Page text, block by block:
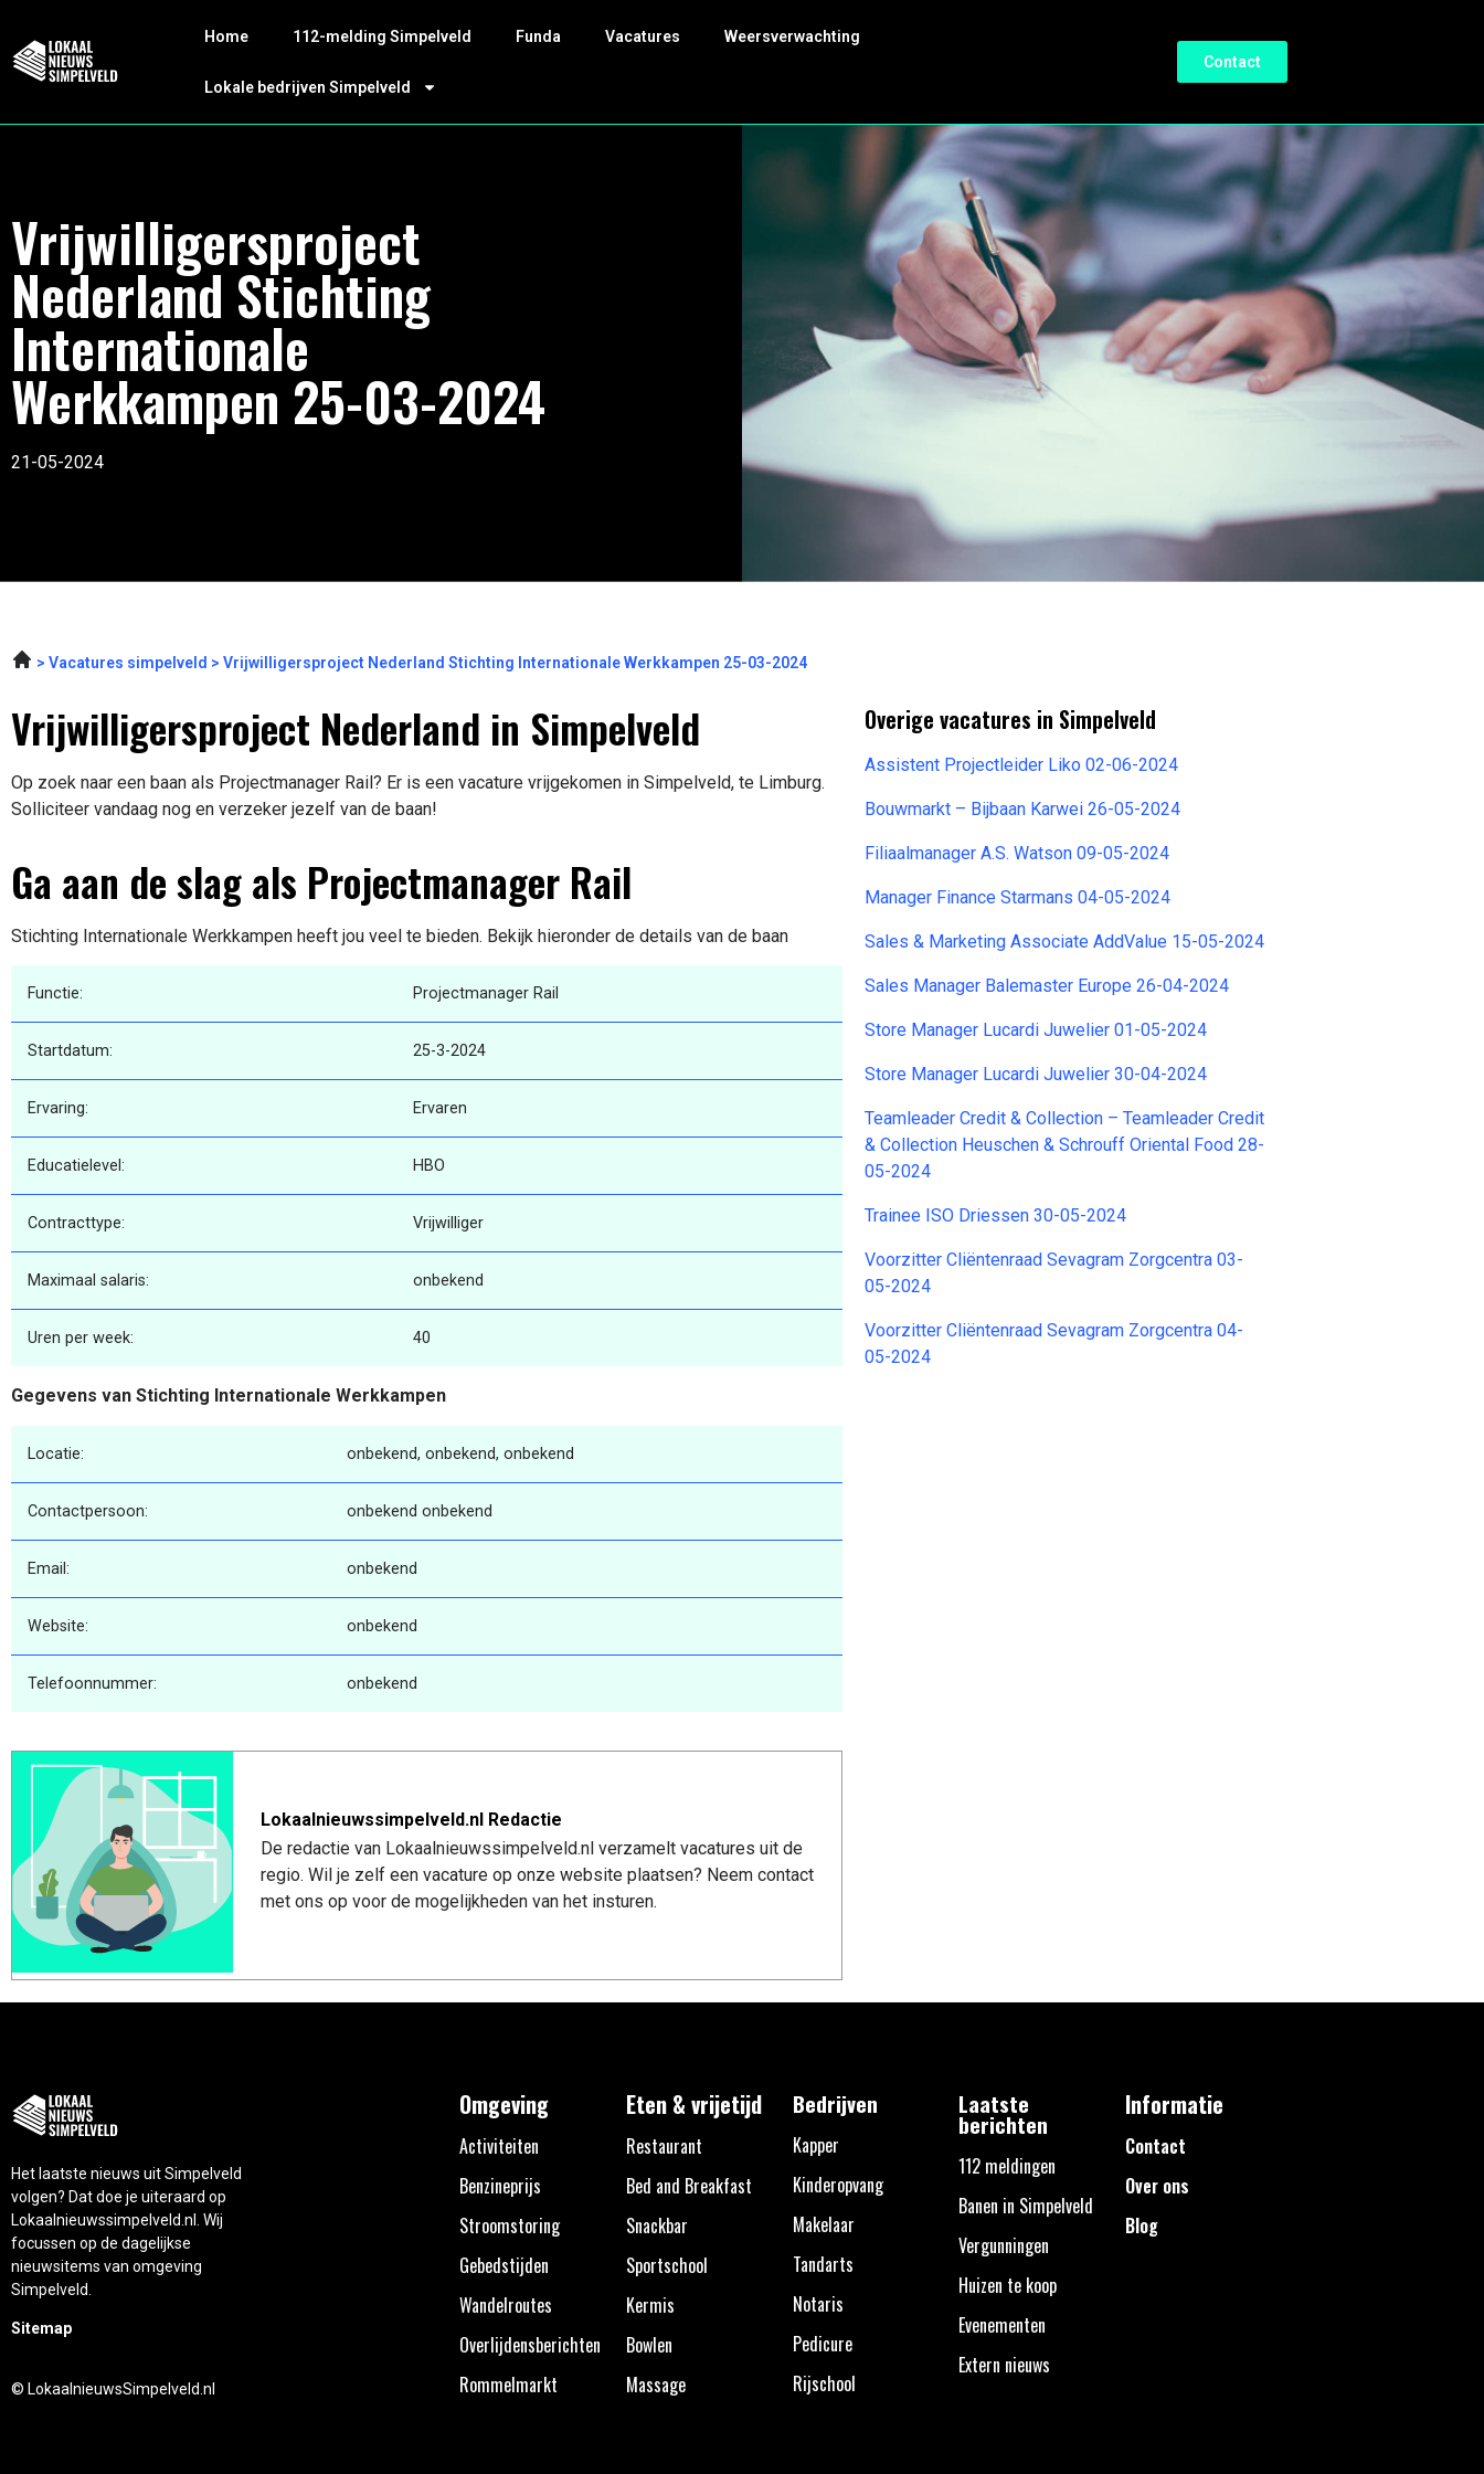
Home 112-melding Simpelveld Funda Vacatures Weersverwachting
Lokale bedrijven Simpelveld
Contact
Vrijwilligersproject
Nederland Stichting
Internationale
Werkkampen 25-03-2024
21-05-2024
Vacatures simpelveld Vrijwilligersproject Nederland Stichting Internationale Werkkampen 25-03-2024
Vrijwilligersproject Nederland in Simpelveld
Op zoek naar een baan als Projectmanager Rail? Er is een vacature vrijgekomen in Simpelveld, te Limburg.
Solliciteer vandaag nog en verzeker jezelf van de baan!
Ga aan de slag als Projectmanager Rail
Stichting Internationale Werkkampen heeft jou veel te bieden. Bekijk hieronder de details van de baan
Functie: Projectmanager Rail
Startdatum: 25-3-2024
Ervaring: Ervaren
Educatielevel: HBO
Contracttype: Vrijwilliger
Maximaal salaris: onbekend
Uren per week: 40
Gegevens van Stichting Internationale Werkkampen
Locatie: onbekend, onbekend, onbekend
Contactpersoon: onbekend onbekend
Email: onbekend
Website: onbekend
Telefoonnummer: onbekend
Lokaalnieuwssimpelveld.nl Redactie
De redactie van Lokaalnieuwssimpelveld.nl verzamelt vacatures uit de
regio. Wil je zelf een vacature op onze website plaatsen? Neem contact
met ons op voor de mogelijkheden van het insturen.
Overige vacatures in Simpelveld
Assistent Projectleider Liko 02-06-2024
Bouwmarkt – Bijbaan Karwei 26-05-2024
Filiaalmanager A.S. Watson 09-05-2024
Manager Finance Starmans 04-05-2024
Sales & Marketing Associate AddValue 15-05-2024
Sales Manager Balemaster Europe 26-04-2024
Store Manager Lucardi Juwelier 01-05-2024
Store Manager Lucardi Juwelier 30-04-2024
Teamleader Credit & Collection – Teamleader Credit
& Collection Heuschen & Schrouff Oriental Food 28-
05-2024
Trainee ISO Driessen 30-05-2024
Voorzitter Cliëntenraad Sevagram Zorgcentra 03-
05-2024
Voorzitter Cliëntenraad Sevagram Zorgcentra 04-
05-2024
Het laatste nieuws uit Simpelveld
volgen? Dat doe je uiteraard op
Lokaalnieuwssimpelveld.nl. Wij
focussen op de dagelijkse
nieuwsitems van omgeving
Simpelveld.
Sitemap
© LokaalnieuwsSimpelveld.nl
Omgeving
Activiteiten
Benzineprijs
Stroomstoring
Gebedstijden
Wandelroutes
Overlijdensberichten
Rommelmarkt
Eten & vrijetijd
Restaurant
Bed and Breakfast
Snackbar
Sportschool
Kermis
Bowlen
Massage
Bedrijven
Kapper
Kinderopvang
Makelaar
Tandarts
Notaris
Pedicure
Rijschool
Laatste
berichten
112 meldingen
Banen in Simpelveld
Vergunningen
Huizen te koop
Evenementen
Extern nieuws
Informatie
Contact
Over ons
Blog